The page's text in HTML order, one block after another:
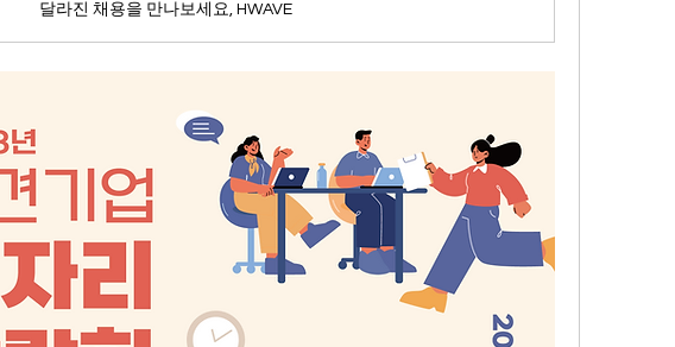
달라진 채용을 만나보세요, HWAVE